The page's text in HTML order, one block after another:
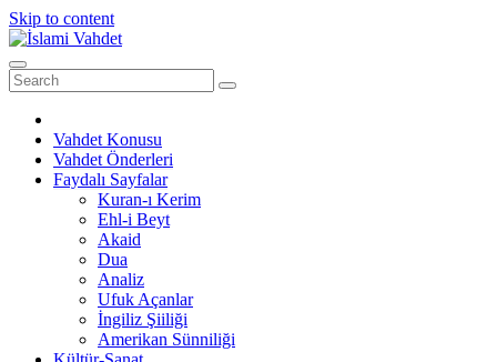
Skip to content
Vahdet Konusu
Vahdet Önderleri
Faydalı Sayfalar
Kuran-ı Kerim
Ehl-i Beyt
Akaid
Dua
Analiz
Ufuk Açanlar
İngiliz Şiiliği
Amerikan Sünniliği